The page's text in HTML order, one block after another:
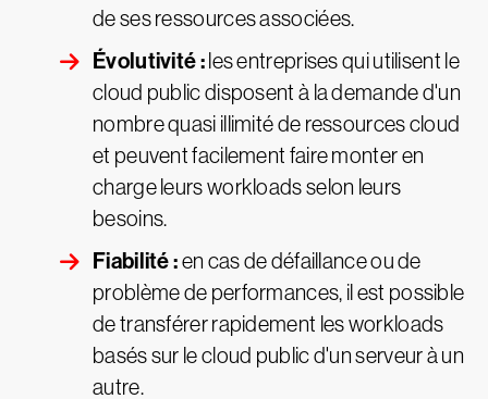
de ses ressources associées.
Évolutivité :les entreprises qui utilisent le
cloud public disposent à la demande d'un
nombre quasi illimité de ressources cloud
et peuvent facilement faire monter en
charge leurs workloads selon leurs
besoins.
Fiabilité :en cas de défaillance ou de
problème de performances, il est possible
de transférer rapidement les workloads
basés sur le cloud public d'un serveur à un
autre.